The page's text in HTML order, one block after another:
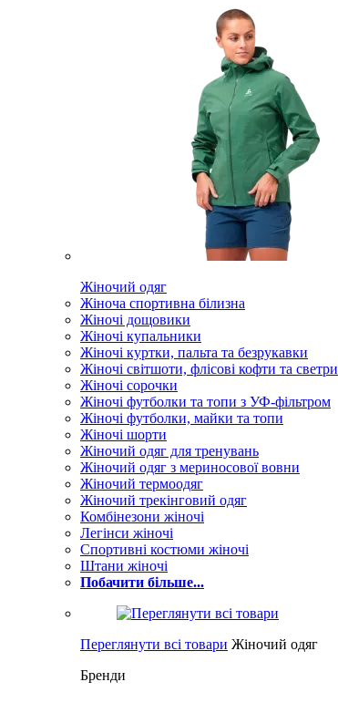
Жіночий одяг
Жіноча спортивна білизна
Жіночі дощовики
Жіночі купальники
Жіночі куртки, пальта та безрукавки
Жіночі світшоти, флісові кофти та светри
Жіночі сорочки
Жіночі футболки та топи з УФ-фільтром
Жіночі футболки, майки та топи
Жіночі шорти
Жіночий одяг для тренувань
Жіночий одяг з мериносової вовни
Жіночий термоодяг
Жіночий трекінговий одяг
Комбінезони жіночі
Легінси жіночі
Спортивні костюми жіночі
Штани жіночі
Побачити більше...
Переглянути всі товари Жіночий одяг
Бренди